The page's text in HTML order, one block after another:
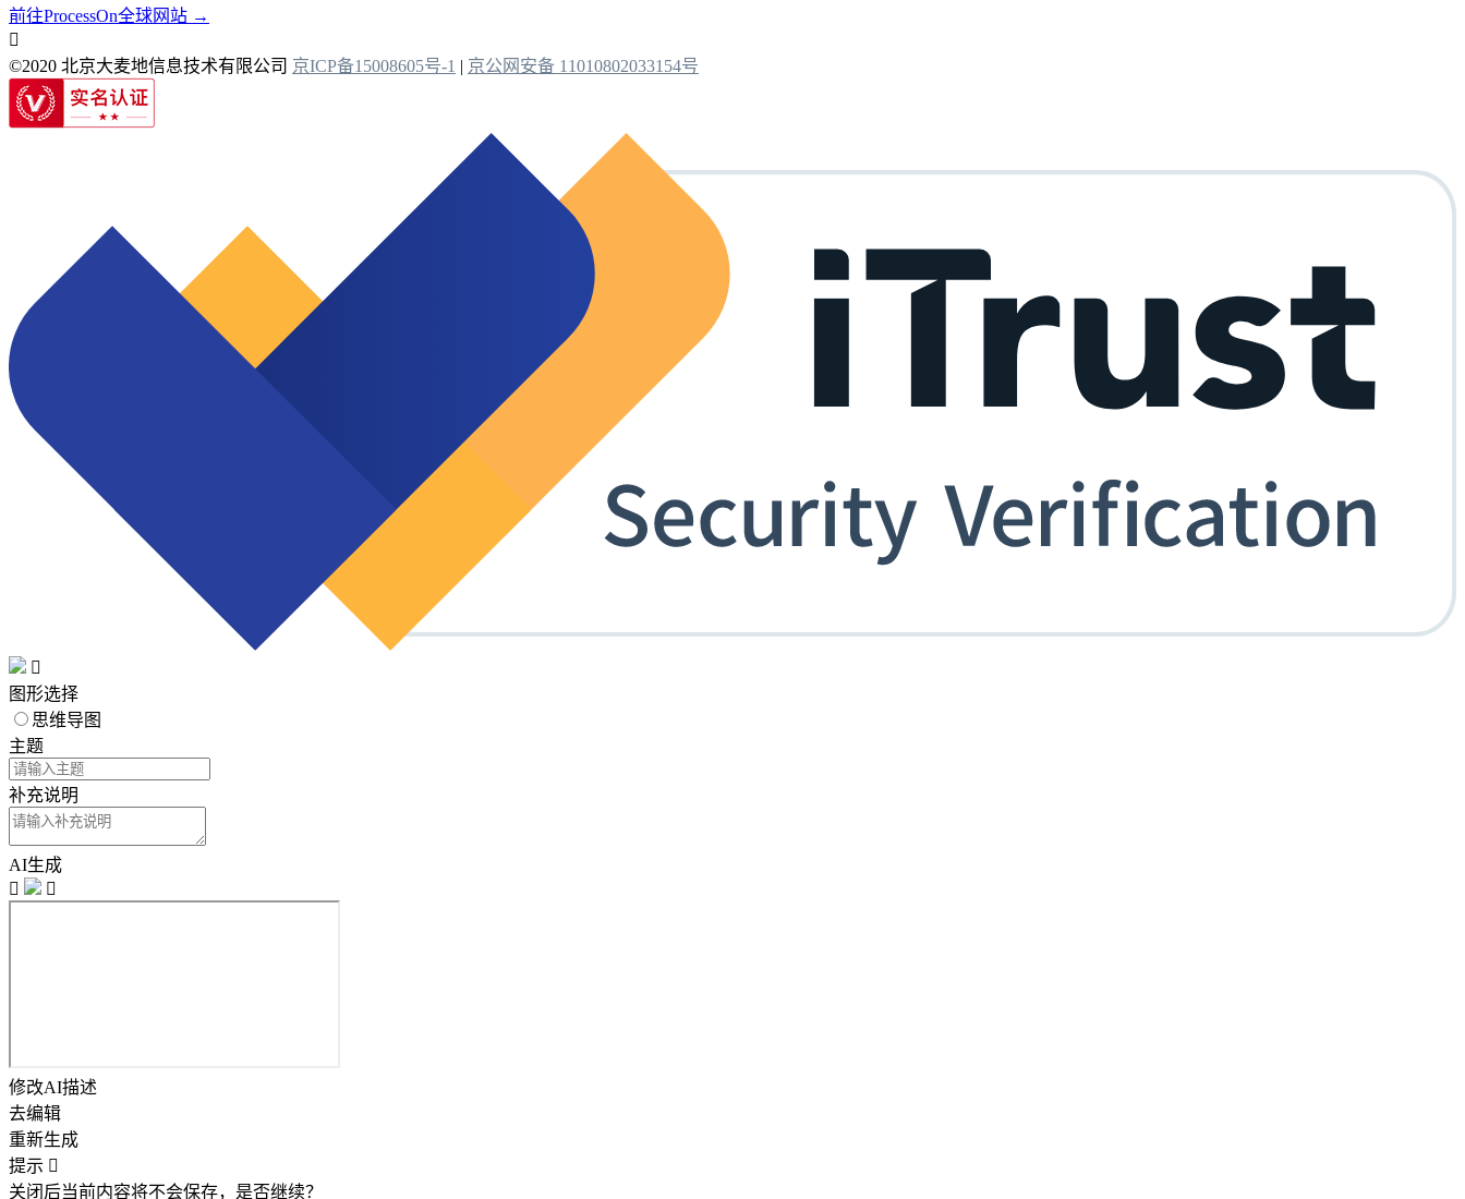
前往ProcessOn全球网站 →

©2020 北京大麦地信息技术有限公司 京ICP备15008605号-1 | 京公网安备 11010802033154号

图形选择
思维导图
主题
补充说明
AI生成


修改AI描述
去编辑
重新生成
提示 
关闭后当前内容将不会保存，是否继续？